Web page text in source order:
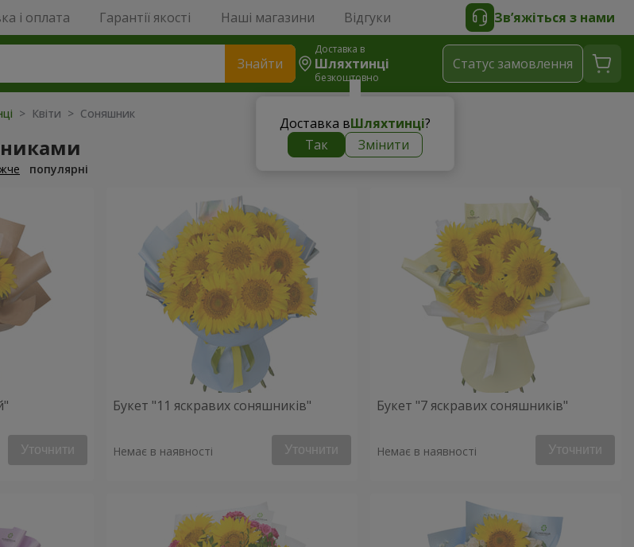
і оплата Гарантії якості Наші магазини Відгуки Зв’яжіться з нами
Знайти
Доставка в
Шляхтинці
безкоштовно
Доставка вШляхтинці?
Так
Змінити
Статус замовлення
> Квіти > Соняшник
популярні
Уточнити
Букет "11 яскравих соняшників"
Немає в наявності Уточнити
Букет "7 яскравих соняшників"
Немає в наявності Уточнити